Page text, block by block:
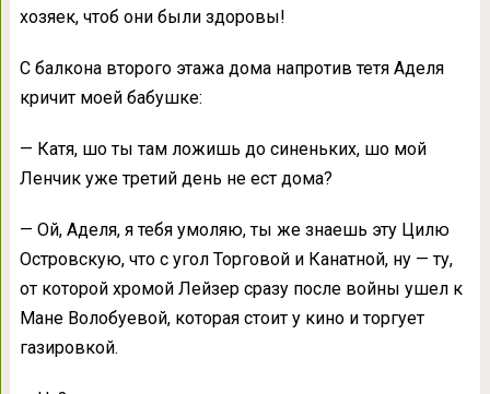
хозяек, чтоб они были здоровы!
С балкона второго этажа дома напротив тетя Аделя
кричит моей бабушке:
— Катя, шо ты там ложишь до синеньких, шо мой
Ленчик уже третий день не ест дома?
— Ой, Аделя, я тебя умоляю, ты же знаешь эту Цилю
Островскую, что с угол Торговой и Канатной, ну — ту,
от которой хромой Лейзер сразу после войны ушел к
Мане Волобуевой, которая стоит у кино и торгует
газировкой.